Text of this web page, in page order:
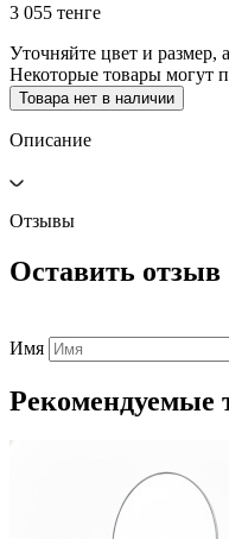
3 055 тенге
Уточняйте цвет и размер,
Некоторые товары могут
Товара нет в наличии
Описание
Отзывы
Оставить отзыв
Имя
Рекомендуемые